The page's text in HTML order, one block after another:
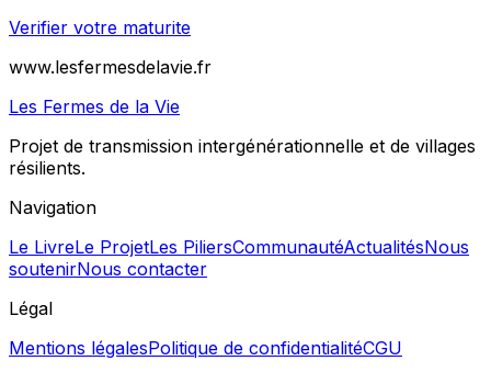
Verifier votre maturite
www.lesfermesdelavie.fr
Les Fermes de la Vie
Projet de transmission intergénérationnelle et de villages
résilients.
Navigation
Le LivreLe ProjetLes PiliersCommunautéActualitésNous
soutenirNous contacter
Légal
Mentions légalesPolitique de confidentialitéCGU